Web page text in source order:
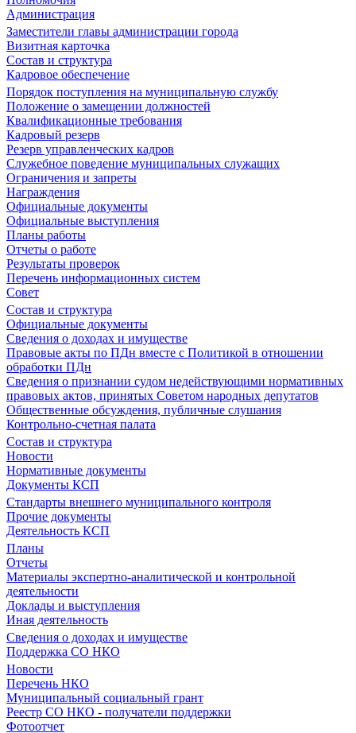
Администрация
Заместители главы администрации города
Визитная карточка
Состав и структура
Кадровое обеспечение
Порядок поступления на муниципальную службу
Положение о замещении должностей
Квалификационные требования
Кадровый резерв
Резерв управленческих кадров
Служебное поведение муниципальных служащих
Ограничения и запреты
Награждения
Официальные документы
Официальные выступления
Планы работы
Отчеты о работе
Результаты проверок
Перечень информационных систем
Совет
Состав и структура
Официальные документы
Сведения о доходах и имуществе
Правовые акты по ПДн вместе с Политикой в отношении
обработки ПДн
Сведения о признании судом недействующими нормативных
правовых актов, принятых Советом народных депутатов
Общественные обсуждения, публичные слушания
Контрольно-счетная палата
Состав и структура
Новости
Нормативные документы
Документы КСП
Стандарты внешнего муниципального контроля
Прочие документы
Деятельность КСП
Планы
Отчеты
Материалы экспертно-аналитической и контрольной
деятельности
Доклады и выступления
Иная деятельность
Сведения о доходах и имуществе
Поддержка СО НКО
Новости
Перечень НКО
Муниципальный социальный грант
Реестр СО НКО - получатели поддержки
Фотоотчет